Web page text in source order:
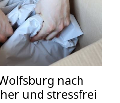
nach
und stressfrei